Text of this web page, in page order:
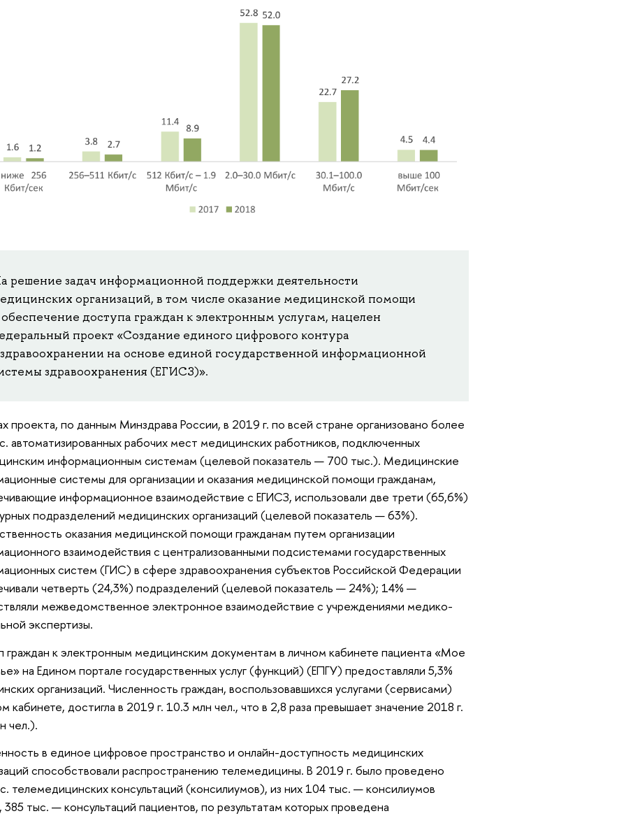
решение задач информационной поддержки деятельности
организаций, в том числе оказание медицинской помощи
доступа граждан к электронным услугам, нацелен
проект «Создание единого цифрового контура
на основе единой государственной информационной
здравоохранения (ЕГИСЗ)».
проекта, по данным Минздрава России, в 2019 г. по всей стране организовано более
автоматизированных рабочих мест медицинских работников, подключенных
информационным системам (целевой показатель — 700 тыс.). Медицинские
системы для организации и оказания медицинской помощи гражданам,
информационное взаимодействие с ЕГИСЗ, использовали две трети (65,6%)
подразделений медицинских организаций (целевой показатель — 63%).
оказания медицинской помощи гражданам путем организации
взаимодействия с централизованными подсистемами государственных
систем (ГИС) в сфере здравоохранения субъектов Российской Федерации
четверть (24,3%) подразделений (целевой показатель — 24%); 14% —
межведомственное электронное взаимодействие с учреждениями медико-
экспертизы.
граждан к электронным медицинским документам в личном кабинете пациента «Мое
на Едином портале государственных услуг (функций) (ЕПГУ) предоставляли 5,3%
организаций. Численность граждан, воспользовавшихся услугами (сервисами)
кабинете, достигла в 2019 г. 10.3 млн чел., что в 2,8 раза превышает значение 2018 г.
чел.).
в единое цифровое пространство и онлайн-доступность медицинских
способствовали распространению телемедицины. В 2019 г. было проведено
телемедицинских консультаций (консилиумов), из них 104 тыс. — консилиумов
385 тыс. — консультаций пациентов, по результатам которых проведена